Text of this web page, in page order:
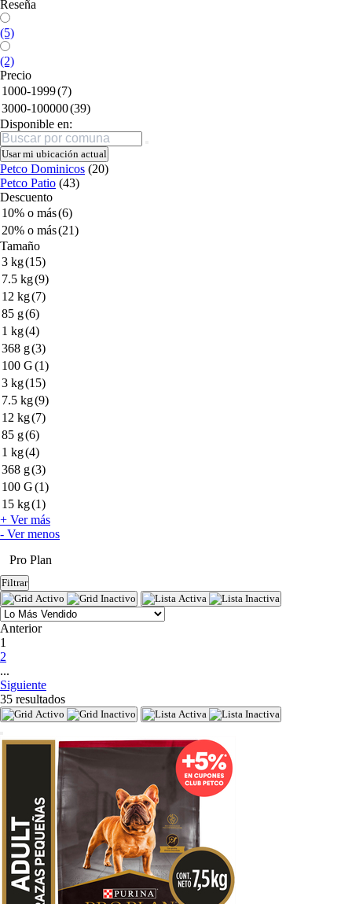
Reseña
(5)
(2)
Precio
1000-1999(7)
3000-100000(39)
Disponible en:
Buscar
Usar mi ubicación actual
Petco Dominicos (20)
Petco Patio (43)
Descuento
10% o más(6)
20% o más(21)
Tamaño
3 kg(15)
7.5 kg(9)
12 kg(7)
85 g(6)
1 kg(4)
368 g(3)
100 G(1)
3 kg(15)
7.5 kg(9)
12 kg(7)
85 g(6)
1 kg(4)
368 g(3)
100 G(1)
15 kg(1)
+ Ver más
- Ver menos
Pro Plan
Filtrar
Anterior
1
2
...
Siguiente
35 resultados